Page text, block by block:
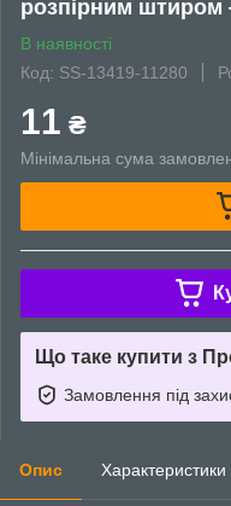
розпірним
В наявності
Код: SS-13419-11280
11 ₴
Мінімальна сума
Що таке купити з
Замовлення під
Опис Характеристики